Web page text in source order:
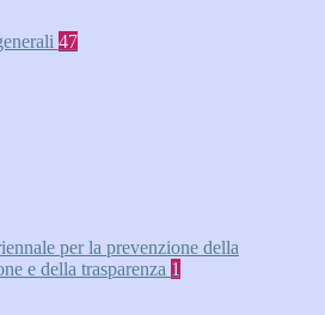
47
per la prevenzione della
e della trasparenza 1